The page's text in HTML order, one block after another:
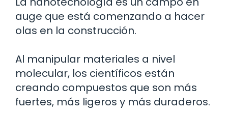
auge que está comenzando a hacer
olas en la construcción.
Al manipular materiales a nivel
molecular, los científicos están
creando compuestos que son más
fuertes, más ligeros y más duraderos.